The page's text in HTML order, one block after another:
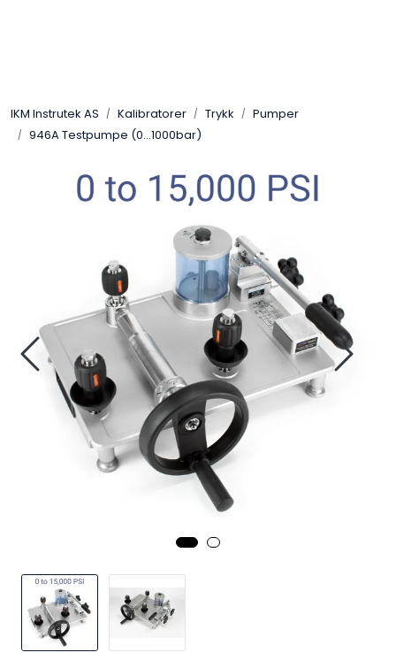
IKM Instrutek AS Kalibratorer Trykk
Pumper
946A Testpumpe (0...1000bar)
Elektro
Elektronikk
Frekvensomformere
Miljø og sikkerhet
Kalibratorer
Termografi
Undervisning
Navigasjon & Kommunikasjon
Tilbehør
Kampanjer